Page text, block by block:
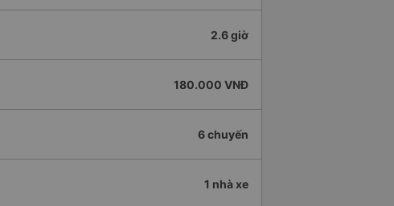
2.6 giờ
180.000 VNĐ
6 chuyến
1 nhà xe